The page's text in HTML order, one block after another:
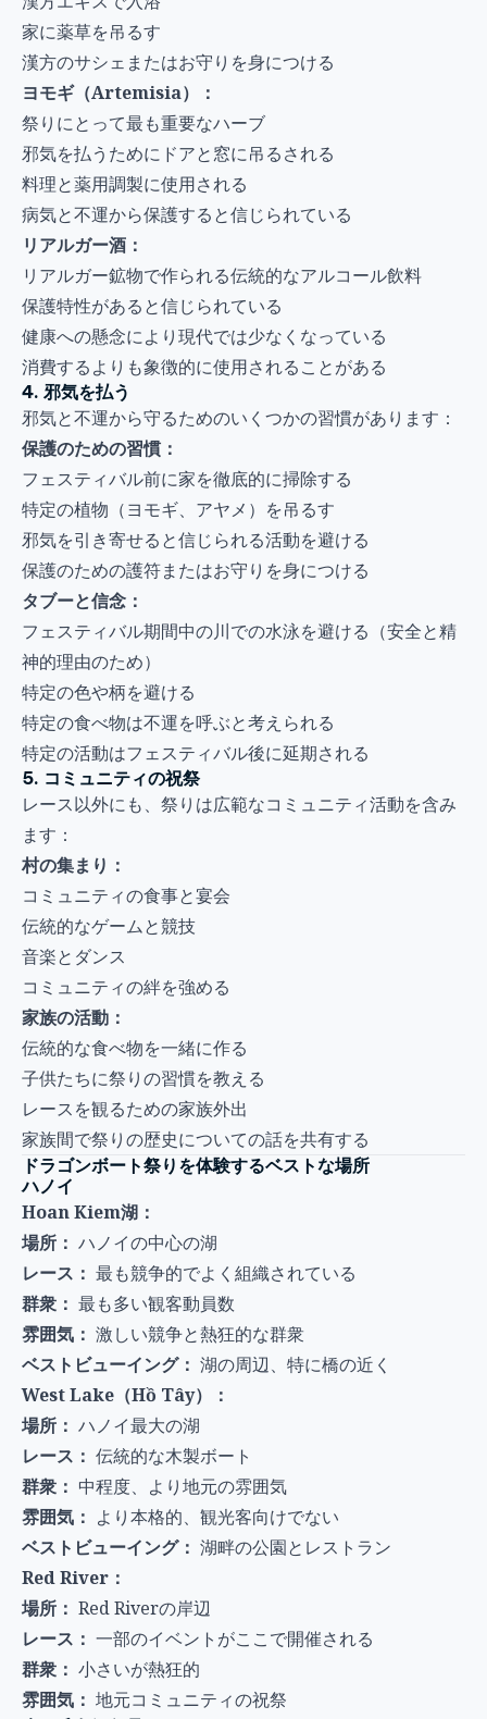
家に薬草を吊るす
漢方のサシェまたはお守りを身につける
ヨモギ（Artemisia）：
祭りにとって最も重要なハーブ
邪気を払うためにドアと窓に吊るされる
料理と薬用調製に使用される
病気と不運から保護すると信じられている
リアルガー酒：
リアルガー鉱物で作られる伝統的なアルコール飲料
保護特性があると信じられている
健康への懸念により現代では少なくなっている
消費するよりも象徴的に使用されることがある
4. 邪気を払う
邪気と不運から守るためのいくつかの習慣があります：
保護のための習慣：
フェスティバル前に家を徹底的に掃除する
特定の植物（ヨモギ、アヤメ）を吊るす
邪気を引き寄せると信じられる活動を避ける
保護のための護符またはお守りを身につける
タブーと信念：
フェスティバル期間中の川での水泳を避ける（安全と精
神的理由のため）
特定の色や柄を避ける
特定の食べ物は不運を呼ぶと考えられる
特定の活動はフェスティバル後に延期される
5. コミュニティの祝祭
レース以外にも、祭りは広範なコミュニティ活動を含み
ます：
村の集まり：
コミュニティの食事と宴会
伝統的なゲームと競技
音楽とダンス
コミュニティの絆を強める
家族の活動：
伝統的な食べ物を一緒に作る
子供たちに祭りの習慣を教える
レースを観るための家族外出
家族間で祭りの歴史についての話を共有する
ドラゴンボート祭りを体験するベストな場所
ハノイ
Hoan Kiem湖：
場所： ハノイの中心の湖
レース： 最も競争的でよく組織されている
群衆： 最も多い観客動員数
雰囲気： 激しい競争と熱狂的な群衆
ベストビューイング： 湖の周辺、特に橋の近く
West Lake（Hồ Tây）：
場所： ハノイ最大の湖
レース： 伝統的な木製ボート
群衆： 中程度、より地元の雰囲気
雰囲気： より本格的、観光客向けでない
ベストビューイング： 湖畔の公園とレストラン
Red River：
場所： Red Riverの岸辺
レース： 一部のイベントがここで開催される
群衆： 小さいが熱狂的
雰囲気： 地元コミュニティの祝祭